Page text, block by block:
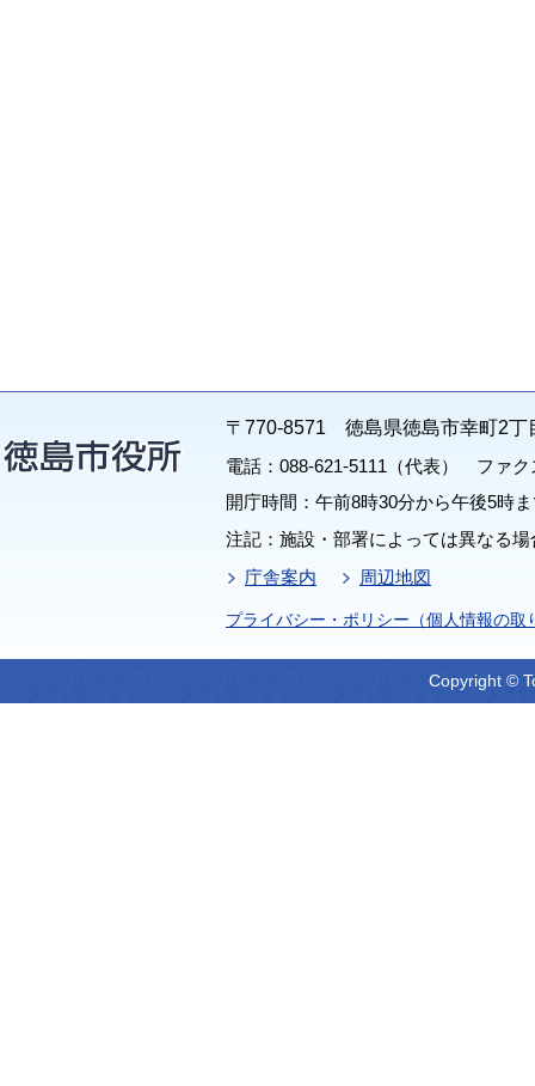
〒770-8571 徳島県徳島市幸町2丁
電話：088-621-5111（代表） ファク
開庁時間：午前8時30分から午後5時
注記：施設・部署によっては異なる
庁舎案内
周辺地図
プライバシー・ポリシー（個人情報の取
Copyright ©